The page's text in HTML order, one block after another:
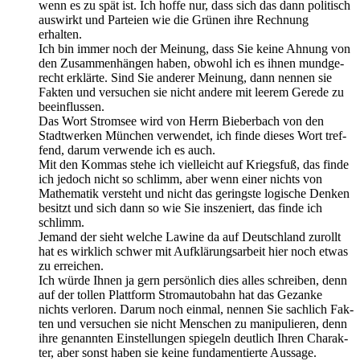
wenn es zu spät ist. Ich hof­fe nur, dass sich das dann poli­tisch
aus­wirkt und Par­tei­en wie die Grü­nen ihre Rech­nung
erhalten.
Ich bin immer noch der Mei­nung, dass Sie kei­ne Ahnung von
den Zusam­men­hän­gen haben, obwohl ich es ihnen mund­ge­
recht erklär­te. Sind Sie ande­rer Mei­nung, dann nen­nen sie
Fak­ten und ver­su­chen sie nicht ande­re mit lee­rem Gere­de zu
beeinflussen.
Das Wort Strom­see wird von Herrn Bie­ber­bach von den
Stadt­wer­ken Mün­chen ver­wen­det, ich fin­de die­ses Wort tref­
fend, dar­um ver­wen­de ich es auch.
Mit den Kom­mas ste­he ich viel­leicht auf Kriegs­fuß, das fin­de
ich jedoch nicht so schlimm, aber wenn einer nichts von
Mathe­ma­tik ver­steht und nicht das gerings­te logi­sche Den­ken
besitzt und sich dann so wie Sie insze­niert, das fin­de ich
schlimm.
Jemand der sieht wel­che Lawi­ne da auf Deutsch­land zurollt
hat es wirk­lich schwer mit Auf­klä­rungs­ar­beit hier noch etwas
zu erreichen.
Ich wür­de Ihnen ja gern per­sön­lich dies alles schrei­ben, denn
auf der tol­len Platt­form Strom­au­to­bahn hat das Gezan­ke
nichts ver­lo­ren. Dar­um noch ein­mal, nen­nen Sie sach­lich Fak­
ten und ver­su­chen sie nicht Men­schen zu mani­pu­lie­ren, denn
ihre genann­ten Ein­stel­lun­gen spie­geln deut­lich Ihren Cha­rak­
ter, aber sonst haben sie kei­ne fun­da­men­tier­te Aussage.